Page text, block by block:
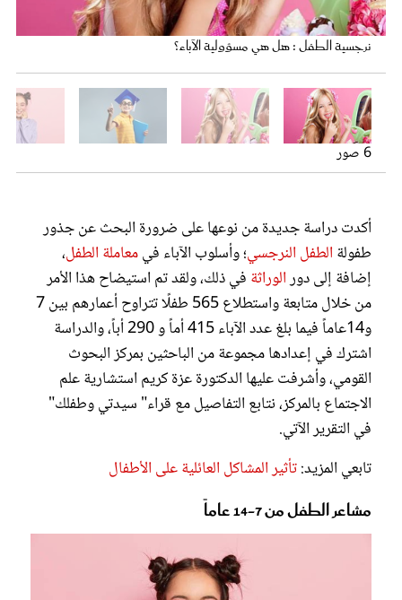
نرجسية الطفل : هل هي مسؤولية الآباء؟
نرجسية الطفل : هل هي مسؤولية الآباء؟
الطفل النرجسي يشعر بالتميز على الغير
النرجسية لا ترتبط بالإنجازات الشخصية
على الآباء مراقبة نرجسية الابن والتحاور معه
فتاة تشاهد نفسها جميلة في المرآة
6 صور
أكدت دراسة جديدة من نوعها على ضرورة البحث عن جذور
طفولة الطفل النرجسي؛ وأسلوب الآباء فيمعاملة الطفل،
إضافة إلى دورالوراثة في ذلك، ولقد تم استيضاح هذا الأمر
من خلال متابعة واستطلاع 565 طفلًا تتراوح أعمارهم بين 7
و14عاماً فيما بلغ عدد الآباء 415 أماً و 290 أباً، والدراسة
اشترك في إعدادها مجموعة من الباحثين بمركز البحوث
القومي، وأشرفت عليها الدكتورة عزة كريم استشارية علم
الاجتماع بالمركز، نتابع التفاصيل مع قراء" سيدتي وطفلك"
في التقرير الآتي.
تابعي المزيد:تأثير المشاكل العائلية على الأطفال
مشاعر الطفل من 7-14 عاماً
عروس سيدتي
مجلة سيدتي
غلاف رفمي